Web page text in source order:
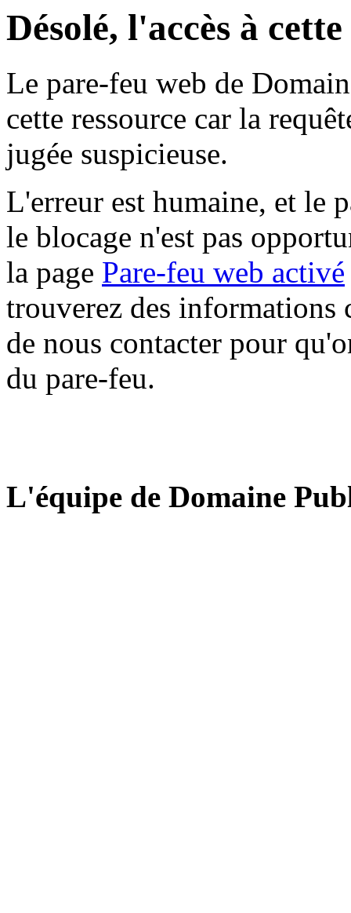
Désolé, l'accès à
Le pare-feu web de
cette ressource car la
jugée suspicieuse.
L'erreur est humaine, et le
le blocage n'est pas
la page Pare-feu web activé
trouverez des informations
de nous contacter pour
du pare-feu.
L'équipe de Domaine